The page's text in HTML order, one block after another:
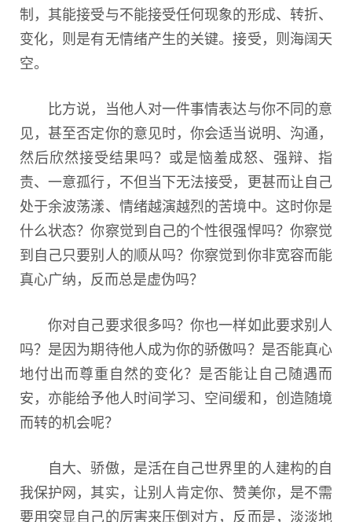
制，其能接受与不能接受任何现象的形成、转折、
变化，则是有无情绪产生的关键。接受，则海阔天
空。
比方说，当他人对一件事情表达与你不同的意
见，甚至否定你的意见时，你会适当说明、沟通，
然后欣然接受结果吗？或是恼羞成怒、强辩、指
责、一意孤行，不但当下无法接受，更甚而让自己
处于余波荡漾、情绪越演越烈的苦境中。这时你是
什么状态？你察觉到自己的个性很强悍吗？你察觉
到自己只要别人的顺从吗？你察觉到你非宽容而能
真心广纳，反而总是虚伪吗？
你对自己要求很多吗？你也一样如此要求别人
吗？是因为期待他人成为你的骄傲吗？是否能真心
地付出而尊重自然的变化？是否能让自己随遇而
安，亦能给予他人时间学习、空间缓和，创造随境
而转的机会呢？
自大、骄傲，是活在自己世界里的人建构的自
我保护网，其实，让别人肯定你、赞美你，是不需
要用突显自己的厉害来压倒对方，反而是，淡淡地